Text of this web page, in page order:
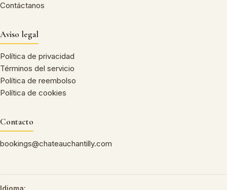
Contáctanos
Aviso legal
Política de privacidad
Términos del servicio
Política de reembolso
Política de cookies
Contacto
bookings@chateauchantilly.com
Idioma: